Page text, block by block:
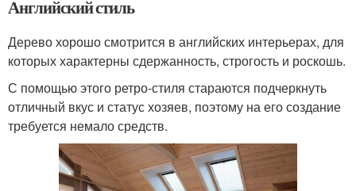
Английский стиль
Дерево хорошо смотрится в английских интерьерах, для
которых характерны сдержанность, строгость и роскошь.
С помощью этого ретро-стиля стараются подчеркнуть
отличный вкус и статус хозяев, поэтому на его создание
требуется немало средств.